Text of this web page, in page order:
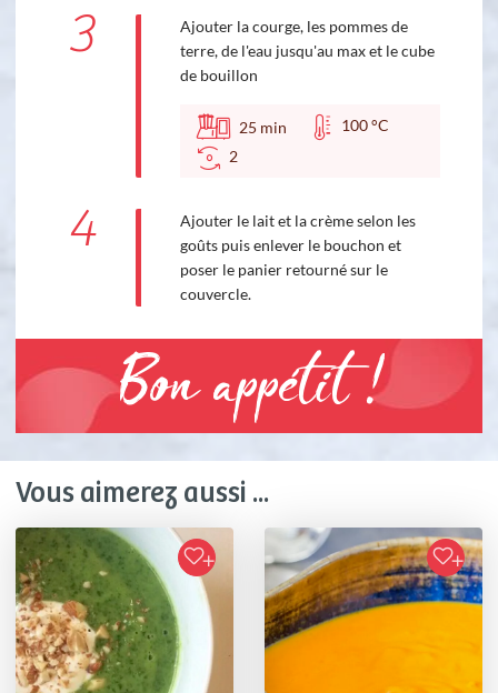
3
Ajouter la courge, les pommes de
terre, de l'eau jusqu'au max et le cube
de bouillon
25 min
100 °C
2
4
Ajouter le lait et la crème selon les
goûts puis enlever le bouchon et
poser le panier retourné sur le
couvercle.
Bon appétit !
Vous aimerez aussi ...